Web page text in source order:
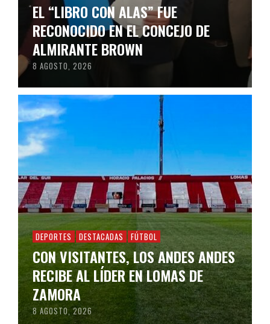
EL “LIBRO CON ALAS” FUE
RECONOCIDO EN EL CONCEJO DE
ALMIRANTE BROWN
8 AGOSTO, 2026
DEPORTES DESTACADAS FÚTBOL
CON VISITANTES, LOS ANDES ANDES
RECIBE AL LÍDER EN LOMAS DE
ZAMORA
8 AGOSTO, 2026